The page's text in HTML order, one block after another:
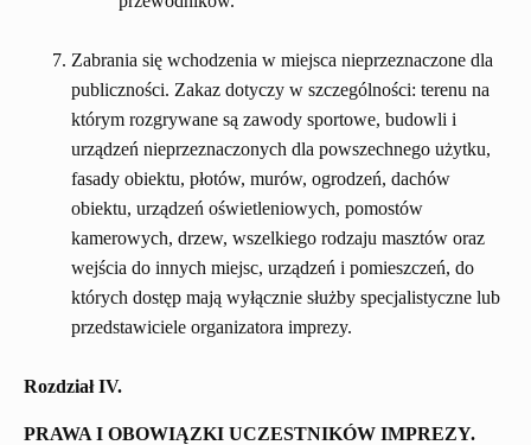
Zabrania się wchodzenia w miejsca nieprzeznaczone dla
publiczności. Zakaz dotyczy w szczególności: terenu na
którym rozgrywane są zawody sportowe, budowli i
urządzeń nieprzeznaczonych dla powszechnego użytku,
fasady obiektu, płotów, murów, ogrodzeń, dachów
obiektu, urządzeń oświetleniowych, pomostów
kamerowych, drzew, wszelkiego rodzaju masztów oraz
wejścia do innych miejsc, urządzeń i pomieszczeń, do
których dostęp mają wyłącznie służby specjalistyczne lub
przedstawiciele organizatora imprezy.
Rozdział IV.
PRAWA I OBOWIĄZKI UCZESTNIKÓW IMPREZY.